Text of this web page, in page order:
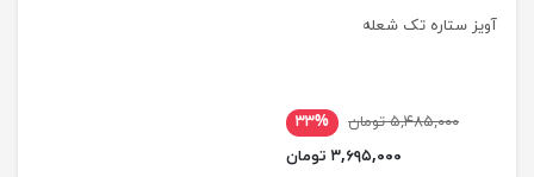
آویز ستاره تک شعله
۵,۴۸۵,۰۰۰ تومان
۳۳%
۳,۶۹۵,۰۰۰ تومان